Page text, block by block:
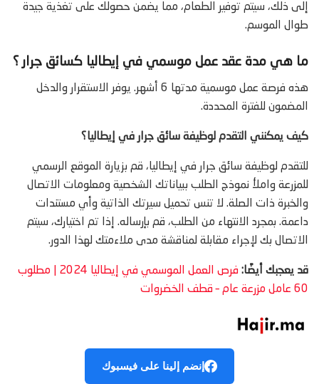
إلى ذلك، سيتم توفير الطعام، مما يضمن حصولك على تغذية جيدة
طوال الموسم.
ما هي مدة عقد عمل موسمي في إيطاليا كسائق جرار ؟
هذه فرصة عمل موسمية مدتها 6 أشهر. يوفر الاستقرار والدخل
المضمون للفترة المحددة.
كيف يمكنني التقدم لوظيفة سائق جرار في إيطاليا؟
للتقدم لوظيفة سائق جرار في إيطاليا، قم بزيارة الموقع الرسمي
للمزرعة واملأ نموذج الطلب ببياناتك الشخصية ومعلومات الاتصال
والخبرة ذات الصلة. لا تنس تحميل سيرتك الذاتية وأي مستندات
داعمة. بمجرد الانتهاء من الطلب، قم بإرساله. إذا تم اختيارك، سيتم
الاتصال بك لإجراء مقابلة لمناقشة مدى ملاءمتك لهذا الدور.
قد يعجبك أيضًا:
فرص العمل الموسمي في إيطاليا 2024 | مطلوب
60 عامل مزرعة عام – قطف الخضروات
إنضم إلينا على فيسبوك